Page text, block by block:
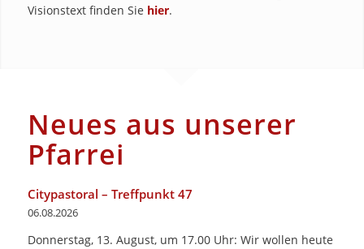
Visionstext finden Sie hier.
Neues aus unserer
Pfarrei
Citypastoral – Treffpunkt 47
06.08.2026
Donnerstag, 13. August, um 17.00 Uhr: Wir wollen heute